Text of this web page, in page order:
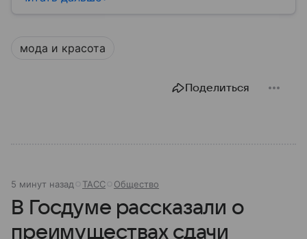
мода и красота
Поделиться
5 минут назад ТАСС Общество
В Госдуме рассказали о
преимуществах сдачи